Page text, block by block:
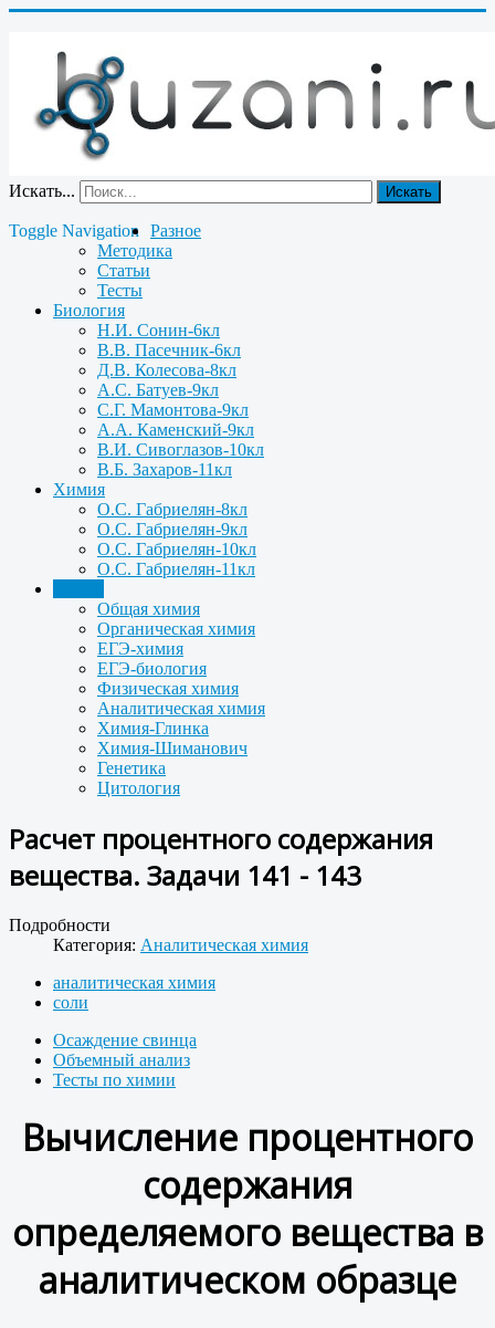
Искать... Искать
Toggle Navigation
Разное
Методика
Статьи
Тесты
Биология
Н.И. Сонин-6кл
В.В. Пасечник-6кл
Д.В. Колесова-8кл
А.С. Батуев-9кл
С.Г. Мамонтова-9кл
А.А. Каменский-9кл
В.И. Сивоглазов-10кл
В.Б. Захаров-11кл
Химия
О.С. Габриелян-8кл
О.С. Габриелян-9кл
О.С. Габриелян-10кл
О.С. Габриелян-11кл
Общая химия
Органическая химия
ЕГЭ-химия
ЕГЭ-биология
Физическая химия
Аналитическая химия
Химия-Глинка
Химия-Шиманович
Генетика
Цитология
Расчет процентного содержания
вещества. Задачи 141 - 143
Подробности
Категория: Аналитическая химия
аналитическая химия
соли
Осаждение свинца
Объемный анализ
Тесты по химии
Вычисление процентного
содержания
определяемого вещества в
аналитическом образце